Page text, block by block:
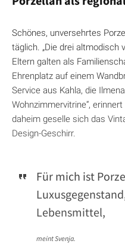
Schönes, unversehrtes
täglich. „Die drei altmodisch
Eltern galten als
Ehrenplatz auf einem
Service aus Kahla, die
Wohnzimmervitrine“,
daheim geselle sich das
Design-Geschirr.
Für mich ist
Lebensmittel,
meint Svenja.